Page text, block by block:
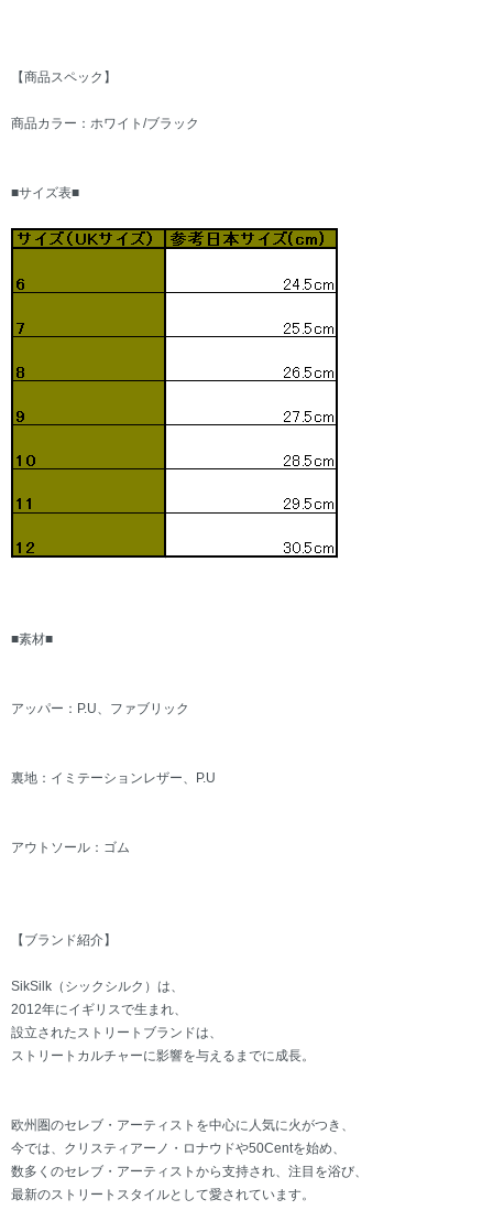
【商品スペック】
商品カラー：ホワイト/ブラック
■サイズ表■
■素材■
アッパー：P.U、ファブリック
裏地：イミテーションレザー、P.U
アウトソール：ゴム
【ブランド紹介】
SikSilk（シックシルク）は、
2012年にイギリスで生まれ、
設立されたストリートブランドは、
ストリートカルチャーに影響を与えるまでに成長。
欧州圏のセレブ・アーティストを中心に人気に火がつき、
今では、クリスティアーノ・ロナウドや50Centを始め、
数多くのセレブ・アーティストから支持され、注目を浴び、
最新のストリートスタイルとして愛されています。